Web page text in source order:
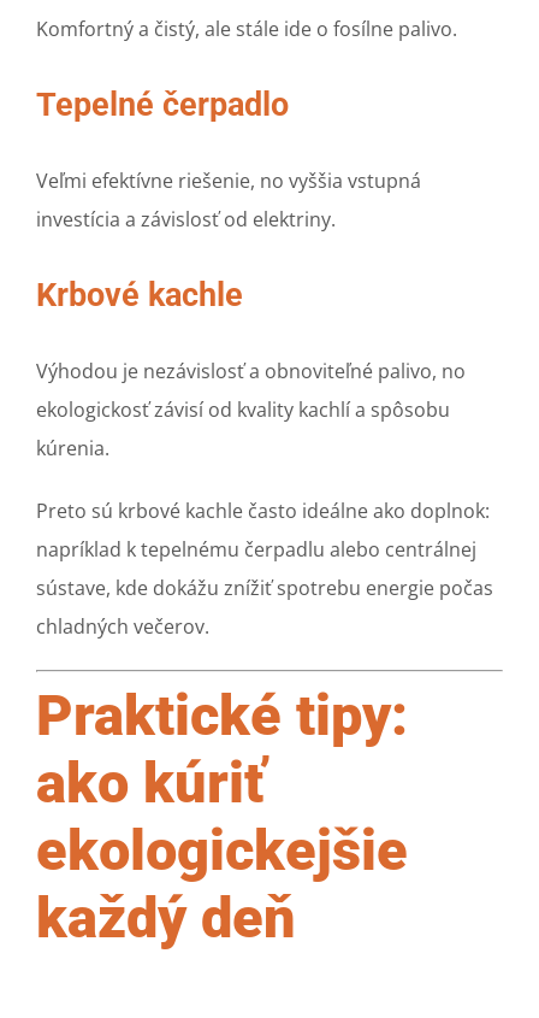
Komfortný a čistý, ale stále ide o fosílne palivo.
Tepelné čerpadlo
Veľmi efektívne riešenie, no vyššia vstupná
investícia a závislosť od elektriny.
Krbové kachle
Výhodou je nezávislosť a obnoviteľné palivo, no
ekologickosť závisí od kvality kachlí a spôsobu
kúrenia.
Preto sú krbové kachle často ideálne ako doplnok:
napríklad k tepelnému čerpadlu alebo centrálnej
sústave, kde dokážu znížiť spotrebu energie počas
chladných večerov.
Praktické tipy:
ako kúriť
ekologickejšie
každý deň